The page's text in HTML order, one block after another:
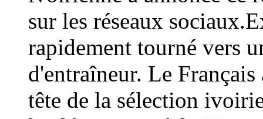
sur les réseaux
rapidement tourné vers
d'entraîneur. Le
tête de la sélection